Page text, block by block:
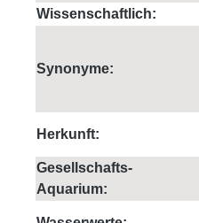
Wissenschaftlich:
Synonyme:
Herkunft:
Gesellschafts-
Aquarium: